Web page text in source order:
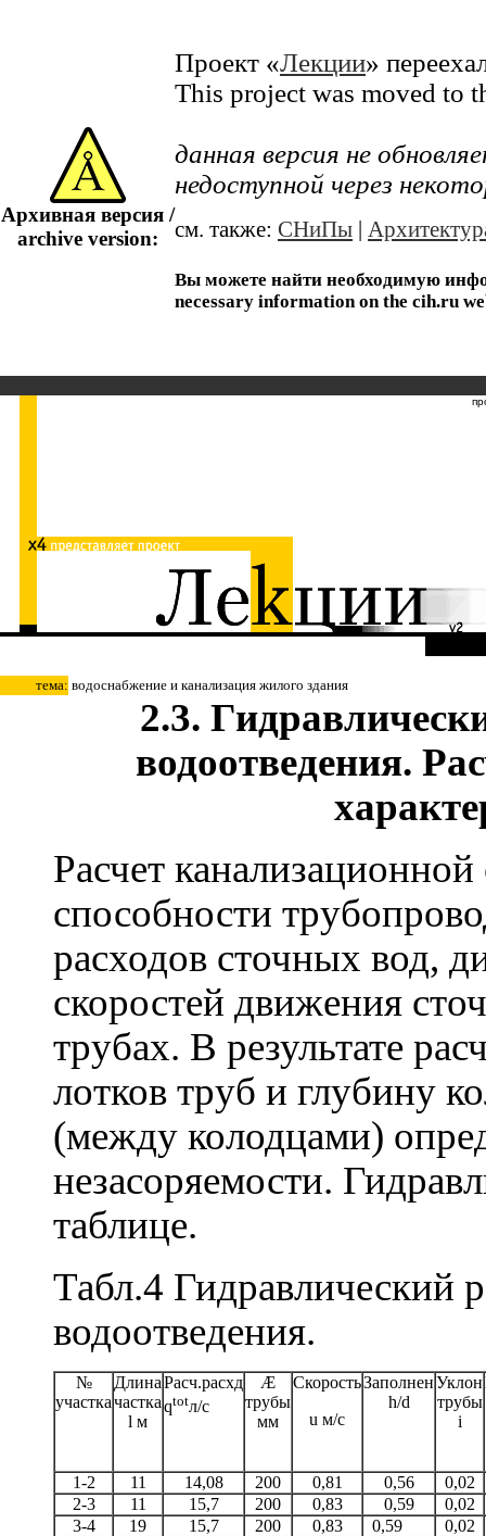
Архивная версия /
archive version:
Проект «Лекции»
This project was moved to
данная версия не
недоступной через
см. также: СНиПы
Вы можете найти необходимую
necessary information on the cih.ru
тема: водоснабжение и канализация жилого здания
2.3.
водоотведения.
Расчет
способности
расходов сточных вод,
скоростей движения
трубах. В результате
лотков труб и глубину
(между колодцами)
незасоряемости.
таблице.
Табл.4 Гидравлический
водоотведения.
№
участка
Длина
частка
l м
Расч.расхд
qtotл/с
Æ
трубы
мм
Скорость
u м/с
Заполнен
h/d
Уклон
трубы
i
1-2 11 14,08 200 0,81 0,56
0,02
2-3
11 15,7 200 0,83 0,59
0,02
3-4
19 15,7 200 0,83 0,59 0,02